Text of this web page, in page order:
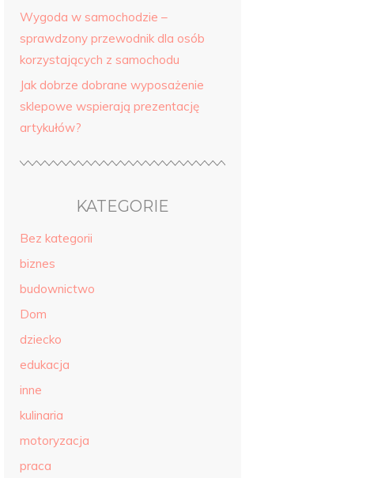
Wygoda w samochodzie –
sprawdzony przewodnik dla osób
korzystających z samochodu
Jak dobrze dobrane wyposażenie
sklepowe wspierają prezentację
artykułów?
KATEGORIE
Bez kategorii
biznes
budownictwo
Dom
dziecko
edukacja
inne
kulinaria
motoryzacja
praca